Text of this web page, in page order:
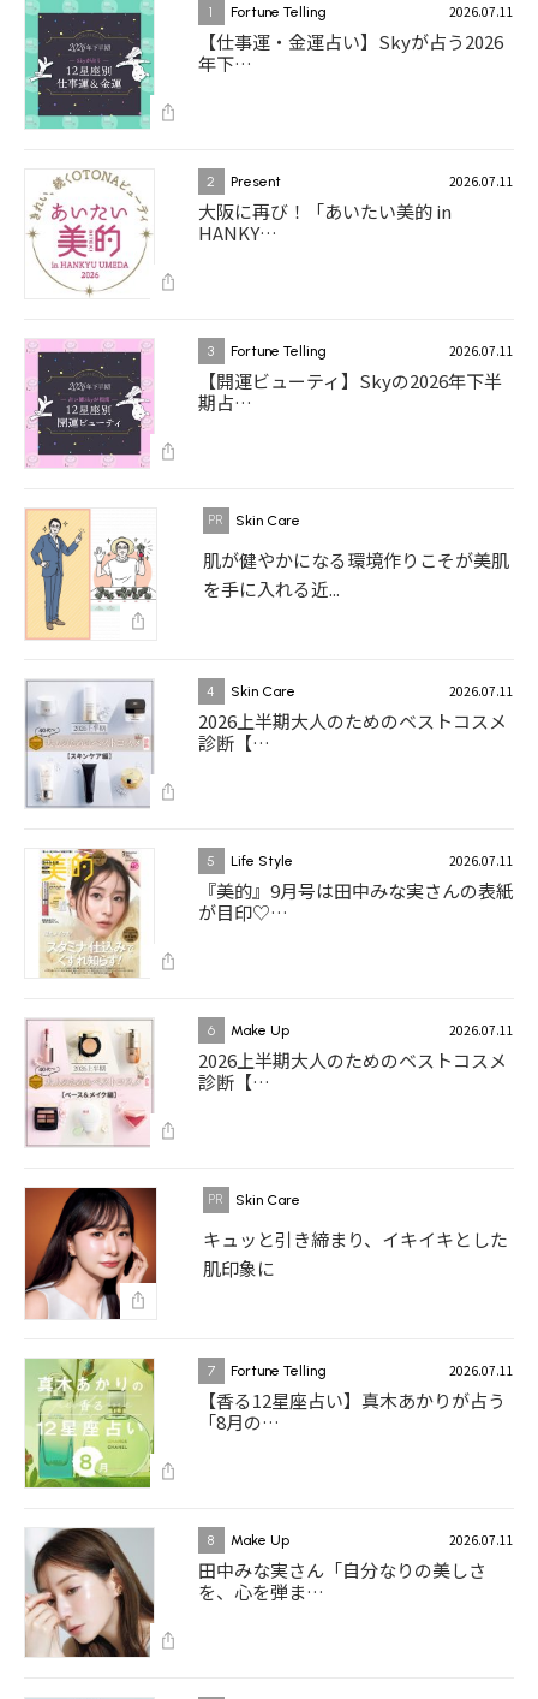
1 Fortune Telling 2026.07.11
【仕事運・金運占い】Skyが占う2026
年下…
2 Present 2026.07.11
大阪に再び！「あいたい美的 in
HANKY…
3 Fortune Telling 2026.07.11
【開運ビューティ】Skyの2026年下半
期占…
Skin Care
肌が健やかになる環境作りこそが美肌
を手に入れる近...
4 Skin Care 2026.07.11
2026上半期大人のためのベストコスメ
診断【…
5 Life Style 2026.07.11
『美的』9月号は田中みな実さんの表紙
が目印♡…
6 Make Up 2026.07.11
2026上半期大人のためのベストコスメ
診断【…
Skin Care
キュッと引き締まり、イキイキとした
肌印象に
7 Fortune Telling 2026.07.11
【香る12星座占い】真木あかりが占う
「8月の…
8 Make Up 2026.07.11
田中みな実さん「自分なりの美しさ
を、心を弾ま…